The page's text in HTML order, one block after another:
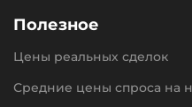
Полезное
Цены реальных сделок
Средние цены спроса на